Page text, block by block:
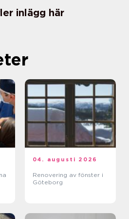
inlägg här
04. augusti 2026
Renovering av fönster i
Göteborg